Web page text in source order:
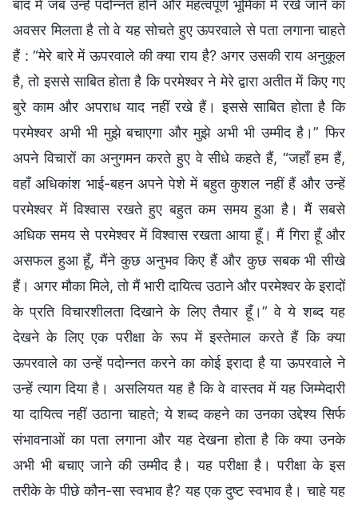
बाद में जब उन्हें पदोन्नत होने और महत्वपूर्ण भूमिका में रखे जाने का
अवसर मिलता है तो वे यह सोचते हुए ऊपरवाले से पता लगाना चाहते
हैं : “मेरे बारे में ऊपरवाले की क्या राय है? अगर उसकी राय अनुकूल
है, तो इससे साबित होता है कि परमेश्वर ने मेरे द्वारा अतीत में किए गए
बुरे काम और अपराध याद नहीं रखे हैं। इससे साबित होता है कि
परमेश्वर अभी भी मुझे बचाएगा और मुझे अभी भी उम्मीद है।” फिर
अपने विचारों का अनुगमन करते हुए वे सीधे कहते हैं, “जहाँ हम हैं,
वहाँ अधिकांश भाई-बहन अपने पेशे में बहुत कुशल नहीं हैं और उन्हें
परमेश्वर में विश्वास रखते हुए बहुत कम समय हुआ है। मैं सबसे
अधिक समय से परमेश्वर में विश्वास रखता आया हूँ। मैं गिरा हूँ और
असफल हुआ हूँ, मैंने कुछ अनुभव किए हैं और कुछ सबक भी सीखे
हैं। अगर मौका मिले, तो मैं भारी दायित्व उठाने और परमेश्वर के इरादों
के प्रति विचारशीलता दिखाने के लिए तैयार हूँ।” वे ये शब्द यह
देखने के लिए एक परीक्षा के रूप में इस्तेमाल करते हैं कि क्या
ऊपरवाले का उन्हें पदोन्नत करने का कोई इरादा है या ऊपरवाले ने
उन्हें त्याग दिया है। असलियत यह है कि वे वास्तव में यह जिम्मेदारी
या दायित्व नहीं उठाना चाहते; ये शब्द कहने का उनका उद्देश्य सिर्फ
संभावनाओं का पता लगाना और यह देखना होता है कि क्या उनके
अभी भी बचाए जाने की उम्मीद है। यह परीक्षा है। परीक्षा के इस
तरीके के पीछे कौन-सा स्वभाव है? यह एक दुष्ट स्वभाव है। चाहे यह